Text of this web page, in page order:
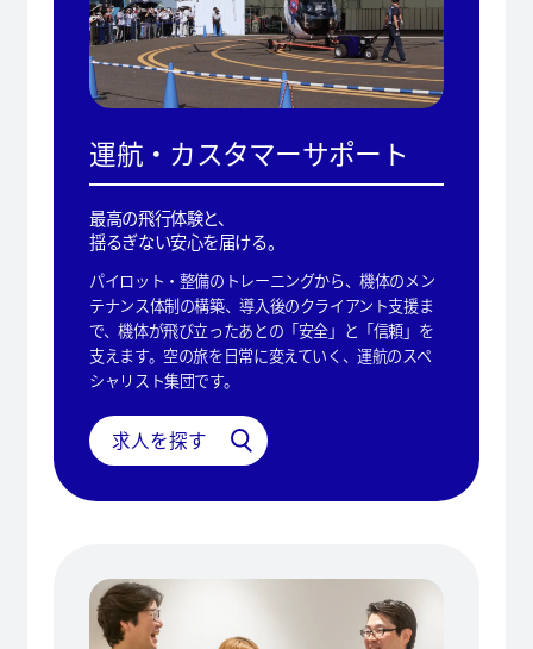
運航・カスタマーサポート
最高の飛行体験と、
揺るぎない安心を届ける。
パイロット・整備のトレーニングから、機体のメン
テナンス体制の構築、導入後のクライアント支援ま
で、機体が飛び立ったあとの「安全」と「信頼」を
支えます。空の旅を日常に変えていく、運航のスペ
シャリスト集団です。
求人を探す